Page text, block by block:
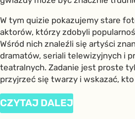
W tym quizie pokazujemy stare
aktorów, którzy zdobyli
Wśród nich znaleźli się artyści
dramatów, seriali telewizyjnych i
teatralnych. Zadanie jest proste
przyjrzeć się twarzy i wskazać,
CZYTAJ DALEJ